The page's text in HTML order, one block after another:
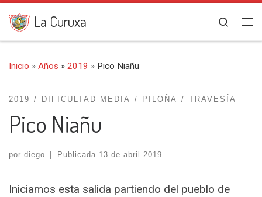
Saltar al contenido
La Curuxa
Search
Inicio » Años » 2019 » Pico Niañu
2019 DIFICULTAD MEDIA PILOÑA TRAVESÍA
Pico Niañu
por diego Publicada 13 de abril 2019
Iniciamos esta salida partiendo del pueblo de